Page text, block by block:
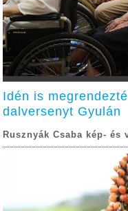
Idén is
dalversenyt Gyulán
Rusznyák Csaba kép- és